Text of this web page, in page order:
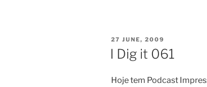
POSTED
ON
27 JUNE, 2009
I Dig it 061
Hoje tem Podcast